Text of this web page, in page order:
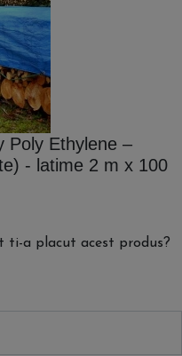
Poly Ethylene –
- latime 2 m x 100
ti-a placut acest produs?